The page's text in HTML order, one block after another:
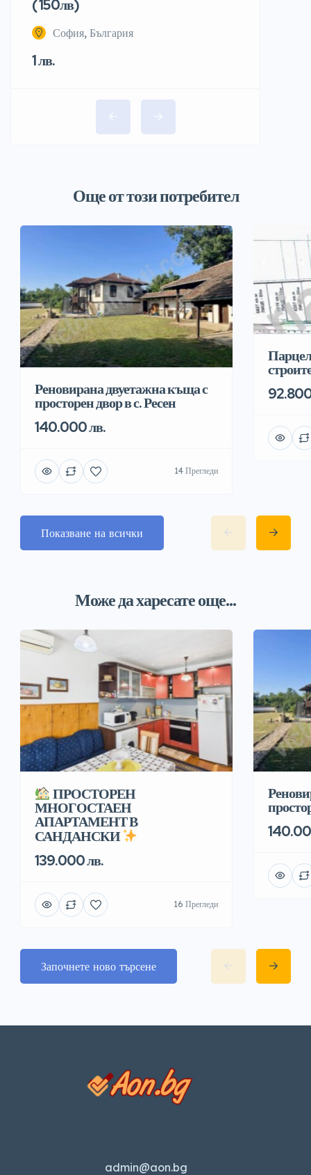
( 150лв)
София, България
1 лв.
Още от този потребител
Реновирана двуетажна къща с
просторен двор в с. Ресен
140.000 лв.
14 Прегледи
Показване на всички
Може да харесате още...
ПРОСТОРЕН
МНОГОСТАЕН
АПАРТАМЕНТ В
САНДАНСКИ
139.000 лв.
16 Прегледи
Започнете ново търсене
admin@aon.bg